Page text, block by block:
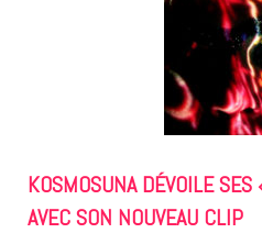
KOSMOSUNA DÉVOILE SES
AVEC SON NOUVEAU CLIP